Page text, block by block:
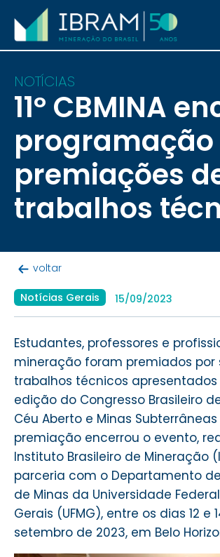
NOTÍCIAS
11º CBMINA
premiações
trabalhos
voltar
Notícias Gerais 15/09/2023
Estudantes, professores e
mineração foram premiados por
trabalhos técnicos apresentados
edição do Congresso Brasileiro
Céu Aberto e Minas Subterrâneas
premiação encerrou o evento,
Instituto Brasileiro de Mineração
parceria com o Departamento
de Minas da Universidade
Gerais (UFMG), entre os dias 12 e
setembro de 2023, em Belo